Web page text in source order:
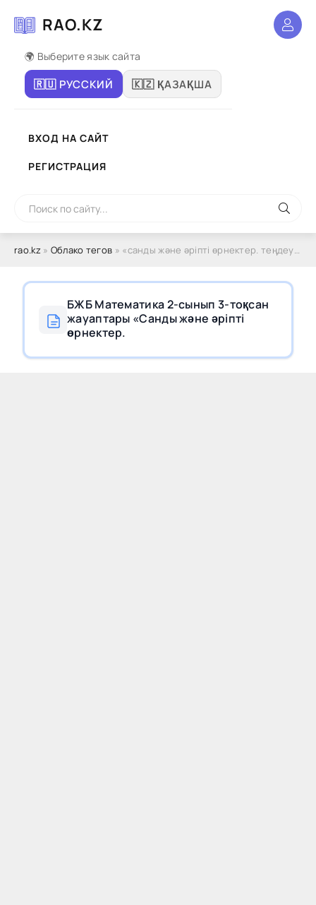
RAO.KZ
🌍 Выберите язык сайта
🇷🇺 РУССКИЙ 🇰🇿 ҚАЗАҚША
ВХОД НА САЙТ
РЕГИСТРАЦИЯ
rao.kz» Облако тегов » «санды және әріпті өрнектер. теңдеулер. есептер»
БЖБ Математика 2-сынып 3-тоқсан
жауаптары «Санды және әріпті
өрнектер.